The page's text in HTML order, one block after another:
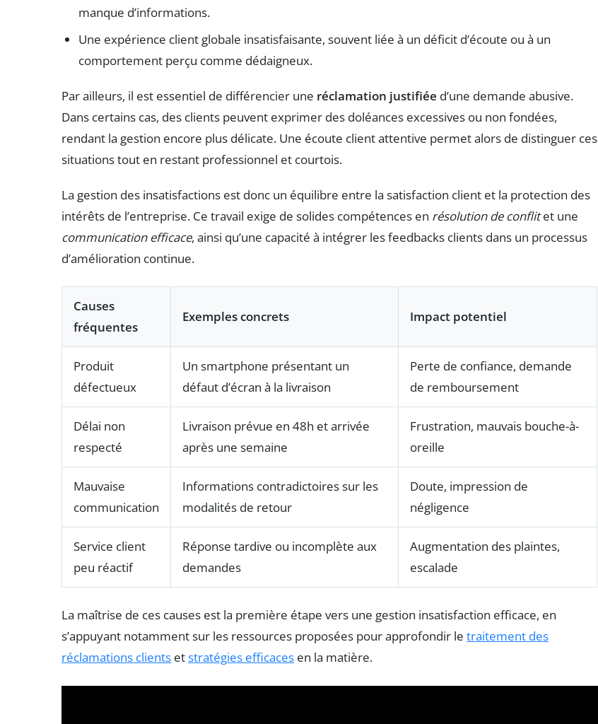
manque d’informations.
Une expérience client globale insatisfaisante, souvent liée à un déficit d’écoute ou à un
comportement perçu comme dédaigneux.
Par ailleurs, il est essentiel de différencier une réclamation justifiée d’une demande abusive.
Dans certains cas, des clients peuvent exprimer des doléances excessives ou non fondées,
rendant la gestion encore plus délicate. Une écoute client attentive permet alors de distinguer ces
situations tout en restant professionnel et courtois.
La gestion des insatisfactions est donc un équilibre entre la satisfaction client et la protection des
intérêts de l’entreprise. Ce travail exige de solides compétences en résolution de conflitet une
communication efficace, ainsi qu’une capacité à intégrer les feedbacks clients dans un processus
d’amélioration continue.
Causes
fréquentes
Exemples concrets Impact potentiel
Produit
défectueux
Un smartphone présentant un
défaut d’écran à la livraison
Perte de confiance, demande
de remboursement
Délai non
respecté
Livraison prévue en 48h et arrivée
après une semaine
Frustration, mauvais bouche-à-
oreille
Mauvaise
communication
Informations contradictoires sur les
modalités de retour
Doute, impression de
négligence
Service client
peu réactif
Réponse tardive ou incomplète aux
demandes
Augmentation des plaintes,
escalade
La maîtrise de ces causes est la première étape vers une gestion insatisfaction efficace, en
s’appuyant notamment sur les ressources proposées pour approfondir le traitement des
réclamations clients etstratégies efficaces en la matière.